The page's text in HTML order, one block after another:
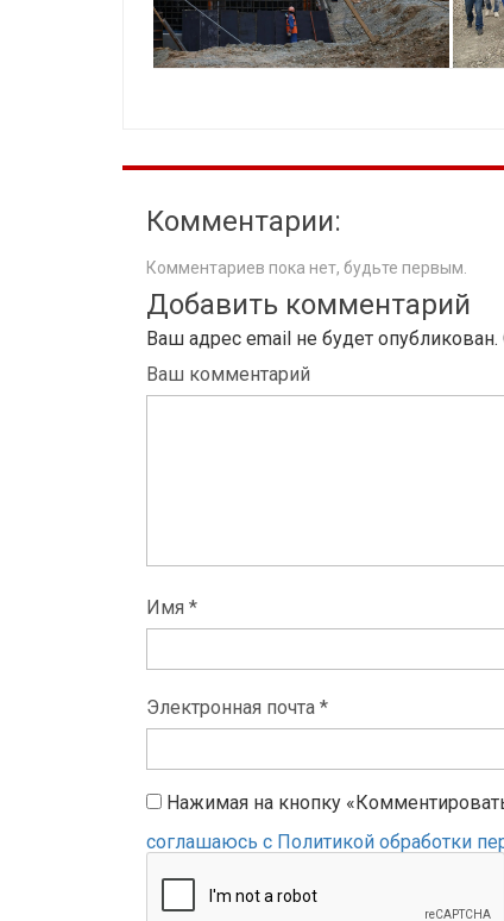
Комментарии:
Комментариев пока нет, будьте первым.
Добавить комментарий
Ваш адрес email не будет опубликован.
Ваш комментарий
Имя *
Электронная почта *
Нажимая на кнопку
соглашаюсь с Политикой обработки